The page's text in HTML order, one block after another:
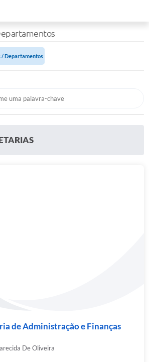
/ Departamentos
de Administração e Finanças
De Oliveira